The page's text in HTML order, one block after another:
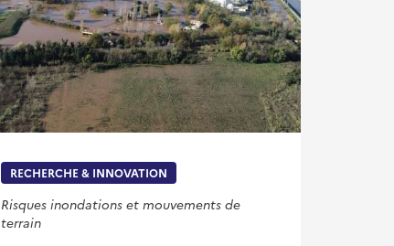
RECHERCHE & INNOVATION
Risques inondations et mouvements de
terrain